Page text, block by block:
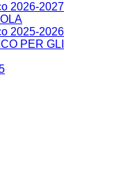
2026-2027
2025-2026
PER GLI